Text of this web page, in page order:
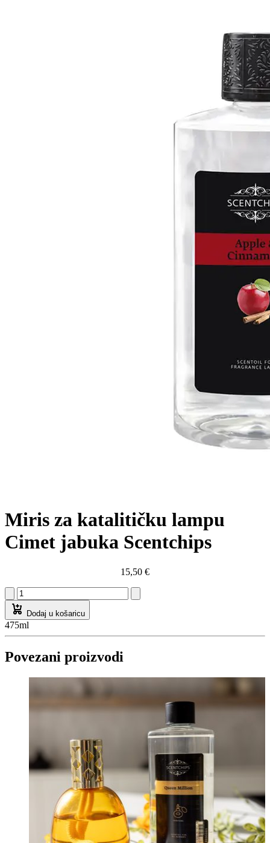
Miris za katalitičku lampu
Cimet jabuka Scentchips
15,50 €
Dodaj u košaricu
475ml
Povezani proizvodi